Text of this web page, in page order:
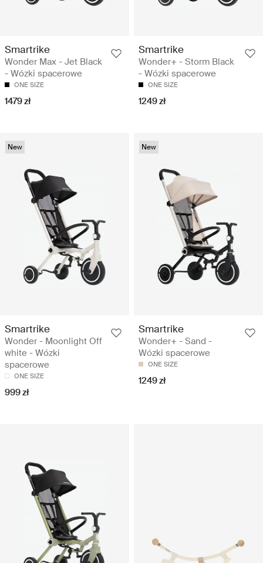
Smartrike
Wonder Max - Jet Black
- Wózki spacerowe
ONE SIZE
1479 zł
Smartrike
Wonder+ - Storm Black
- Wózki spacerowe
ONE SIZE
1249 zł
New
Smartrike
Wonder - Moonlight Off
white - Wózki
spacerowe
ONE SIZE
999 zł
New
Smartrike
Wonder+ - Sand -
Wózki spacerowe
ONE SIZE
1249 zł